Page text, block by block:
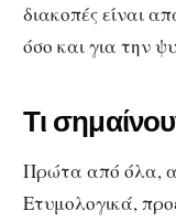
διακοπές είναι
όσο και για την
Τι
Πρώτα από όλα,
Ετυμολογικά,